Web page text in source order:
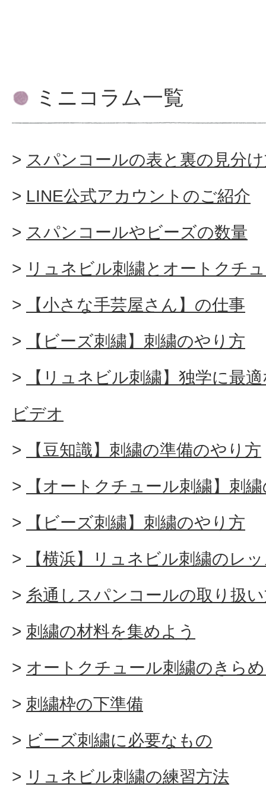
ミニコラム一覧
スパンコールの表と裏の見分
LINE公式アカウントのご紹介
スパンコールやビーズの数量
リュネビル刺繍とオートクチ
【小さな手芸屋さん】の仕事
【ビーズ刺繍】刺繍のやり方
【リュネビル刺繍】独学に最
ビデオ
【豆知識】刺繍の準備のやり方
【オートクチュール刺繍】刺
【ビーズ刺繍】刺繍のやり方
【横浜】リュネビル刺繍のレ
糸通しスパンコールの取り扱
刺繍の材料を集めよう
オートクチュール刺繍のきら
刺繍枠の下準備
ビーズ刺繍に必要なもの
リュネビル刺繍の練習方法